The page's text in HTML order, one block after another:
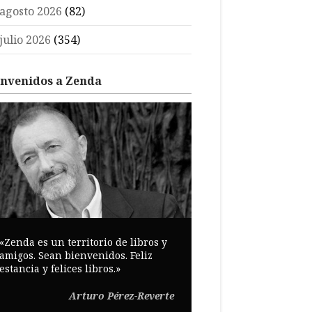
2026 (82)
2026 (354)
a Zenda
es un territorio de libros y
Sean bienvenidos. Feliz
y felices libros.»
Arturo Pérez-Reverte